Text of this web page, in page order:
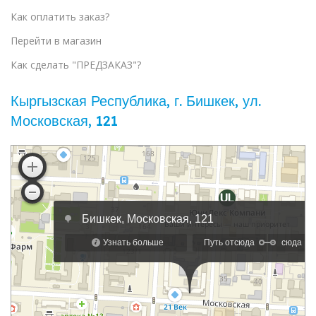
Как оплатить заказ?
Перейти в магазин
Как сделать "ПРЕДЗАКАЗ"?
Кыргызская Республика, г. Бишкек, ул. ​
Московская, 121